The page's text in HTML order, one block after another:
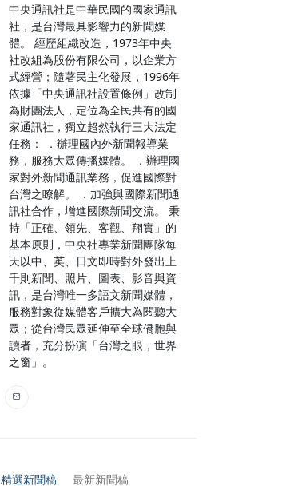
中央通訊社是中華民國的國家通訊
社，是台灣最具影響力的新聞媒
體。 經歷組織改造，1973年中央
社改組為股份有限公司，以企業方
式經營；隨著民主化發展，1996年
依據「中央通訊社設置條例」改制
為財團法人，定位為全民共有的國
家通訊社，獨立超然執行三大法定
任務： ．辦理國內外新聞報導業
務，服務大眾傳播媒體。 ．辦理國
家對外新聞通訊業務，促進國際對
台灣之瞭解。 ．加強與國際新聞通
訊社合作，增進國際新聞交流。 秉
持「正確、領先、客觀、翔實」的
基本原則，中央社專業新聞團隊每
天以中、英、日文即時對外發出上
千則新聞、照片、圖表、影音與資
訊，是台灣唯一多語文新聞媒體，
服務對象從媒體客戶擴大為閱聽大
眾；從台灣民眾延伸至全球僑胞與
讀者，充分扮演「台灣之眼，世界
之窗」。
精選新聞稿 最新新聞稿